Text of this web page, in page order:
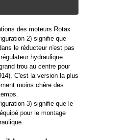
des moteurs Rotax
2) signifie que
le réducteur n'est pas
hydraulique
trou au centre pour
C'est la version la plus
moins chère des
3) signifie que le
pour le montage